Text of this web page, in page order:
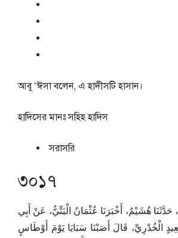
আবূ ‘ঈসা বলেন, এ হাদীসটি হাসান।
হাদিসের মানঃসহিহ হাদিস
সরাসরি
৩০১৭
حَدَّثَنَا هُشَيْمٌ، أَخْبَرَنَا عُثْمَانُ الْبَتِّيُّ، عَنْ أَبِي
الْخُدْرِيِّ، قَالَ أَصَبْنَا سَبَايَا يَوْمَ أَوْطَاسٍ